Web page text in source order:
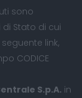
sono
Stato di cui
seguente link,
CODICE
S.p.A. in